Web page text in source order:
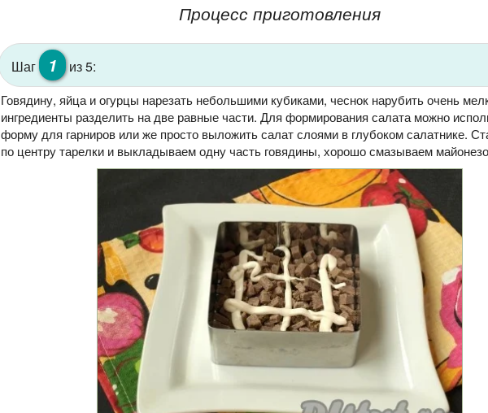
Процесс приготовления
Шаг 1 из 5:
Говядину, яйца и огурцы нарезать небольшими кубиками, чеснок нарубить очень
ингредиенты разделить на две равные части. Для формирования салата можно
форму для гарниров или же просто выложить салат слоями в глубоком салатнике.
по центру тарелки и выкладываем одну часть говядины, хорошо смазываем